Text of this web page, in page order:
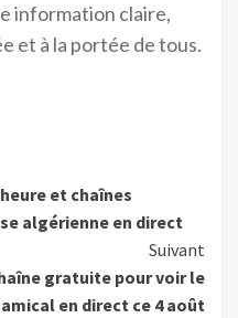
information claire,
et à la portée de tous.
et chaînes
algérienne en direct
Suivant
gratuite pour voir le
en direct ce 4 août